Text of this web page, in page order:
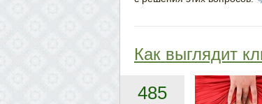
Как выглядит
485